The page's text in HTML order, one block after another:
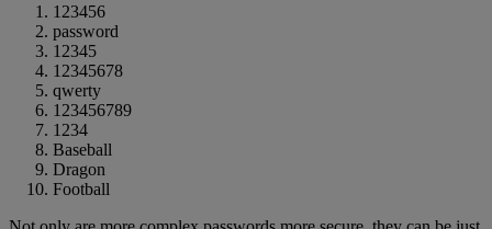
123456
password
12345
12345678
qwerty
123456789
1234
Baseball
Dragon
Football